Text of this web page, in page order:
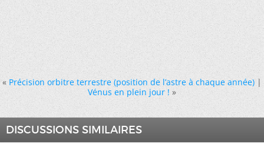
« Précision orbitre terrestre (position de l’astre à chaque année)|
Vénus en plein jour ! »
DISCUSSIONS SIMILAIRES